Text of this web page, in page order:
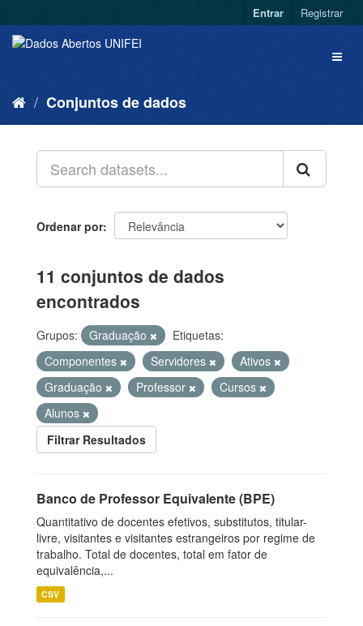
Entrar Registrar
Conjuntos de dados
Ordenar por
11 conjuntos de dados
encontrados
Grupos: Graduação
Etiquetas:
Componentes
Servidores
Ativos
Graduação
Professor
Cursos
Alunos
Filtrar Resultados
Banco de Professor Equivalente (BPE)
Quantitativo de docentes efetivos, substitutos, titular-
livre, visitantes e visitantes estrangeiros por regime de
trabalho. Total de docentes, total em fator de
equivalência,...
CSV